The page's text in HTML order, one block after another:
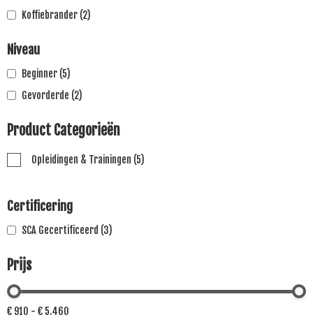
Koffiebrander (2)
Niveau
Beginner (5)
Gevorderde (2)
Product Categorieën
Opleidingen & Trainingen (5)
Certificering
SCA Gecertificeerd (3)
Prijs
€ 910 - € 5.460